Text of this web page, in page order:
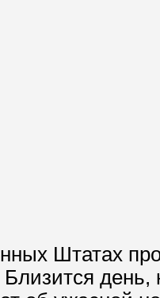
Штатах
день,